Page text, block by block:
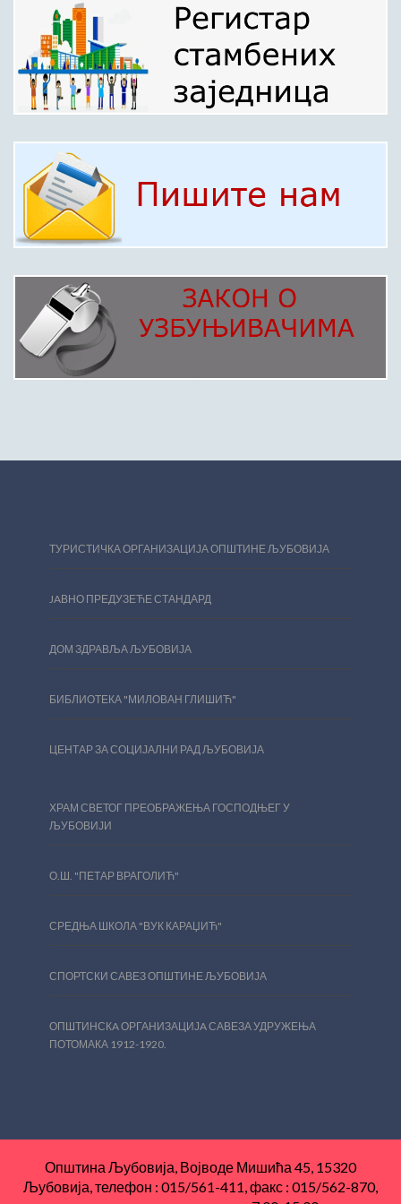
ТУРИСТИЧКА ОРГАНИЗАЦИЈА ОПШТИНЕ ЉУБОВИЈА
JAВНО ПРЕДУЗЕЋЕ СТАНДАРД
ДОМ ЗДРАВЉА ЉУБОВИЈА
БИБЛИОТЕКА "МИЛОВАН ГЛИШИЋ"
ЦЕНТАР ЗА СОЦИЈАЛНИ РАД ЉУБОВИЈА
ХРАМ СВЕТОГ ПРЕОБРАЖЕЊА ГОСПОДЊЕГ У
ЉУБОВИЈИ
О.Ш. "ПЕТАР ВРАГОЛИЋ"
СРЕДЊА ШКОЛА "ВУК КАРАЏИЋ"
СПОРТСКИ САВЕЗ ОПШТИНЕ ЉУБОВИЈА
ОПШТИНСКA ОРГАНИЗАЦИЈA САВЕЗА УДРУЖЕЊА
ПОТОМАКА 1912-1920.
Општина Љубовија, Војводе Мишића 45, 15320
Љубовија, телефон : 015/561-411, факс : 015/562-870,